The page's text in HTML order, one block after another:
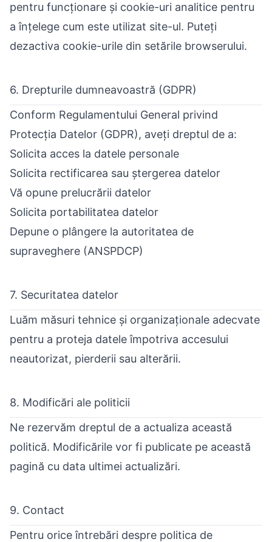
pentru funcționare și cookie-uri analitice pentru
a înțelege cum este utilizat site-ul. Puteți
dezactiva cookie-urile din setările browserului.
6. Drepturile dumneavoastră (GDPR)
Conform Regulamentului General privind
Protecția Datelor (GDPR), aveți dreptul de a:
Solicita acces la datele personale
Solicita rectificarea sau ștergerea datelor
Vă opune prelucrării datelor
Solicita portabilitatea datelor
Depune o plângere la autoritatea de
supraveghere (ANSPDCP)
7. Securitatea datelor
Luăm măsuri tehnice și organizaționale adecvate
pentru a proteja datele împotriva accesului
neautorizat, pierderii sau alterării.
8. Modificări ale politicii
Ne rezervăm dreptul de a actualiza această
politică. Modificările vor fi publicate pe această
pagină cu data ultimei actualizări.
9. Contact
Pentru orice întrebări despre politica de